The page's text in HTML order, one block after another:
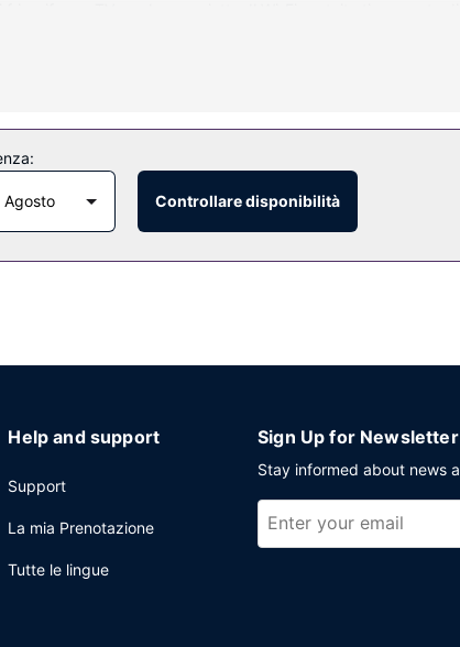
I bagni dispongono di combinazione doccia/vasca e
Agosto Controllare disponibilità
Help and support
Support
La mia Prenotazione
Tutte le lingue
Sign Up for Newsletter
Stay informed about news